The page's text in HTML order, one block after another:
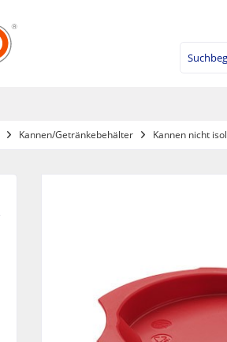
Kannen/Getränkebehälter Kannen nicht